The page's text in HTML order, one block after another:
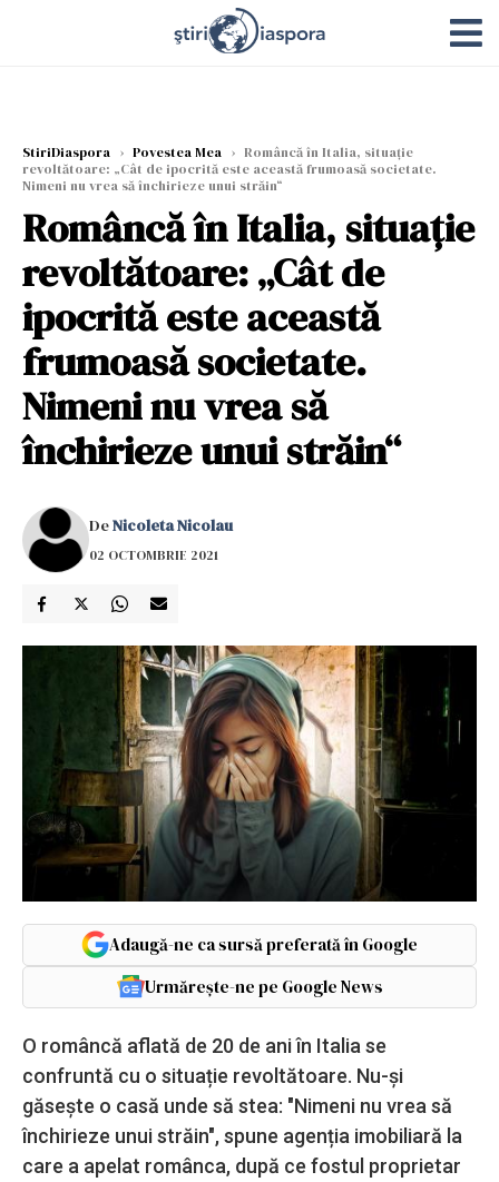
StiriDiaspora › Povestea Mea › Româncă în Italia, situație
revoltătoare: „Cât de ipocrită este această frumoasă societate.
Nimeni nu vrea să închirieze unui străin“
Româncă în Italia, situație
revoltătoare: „Cât de
ipocrită este această
frumoasă societate.
Nimeni nu vrea să
închirieze unui străin“
DeNicoleta Nicolau
02 OCTOMBRIE 2021
Adaugă-ne ca sursă preferată în Google
Urmărește-ne pe Google News
O româncă aflată de 20 de ani în Italia se
confruntă cu o situație revoltătoare. Nu-și
găsește o casă unde să stea: "Nimeni nu vrea să
închirieze unui străin", spune agenția imobiliară la
care a apelat românca, după ce fostul proprietar